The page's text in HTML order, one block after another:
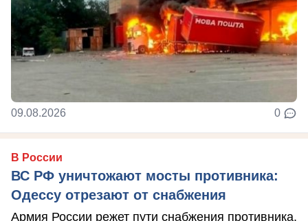
09.08.2026 0
В России
ВС РФ уничтожают мосты противника:
Одессу отрезают от снабжения
Армия России режет пути снабжения противника.